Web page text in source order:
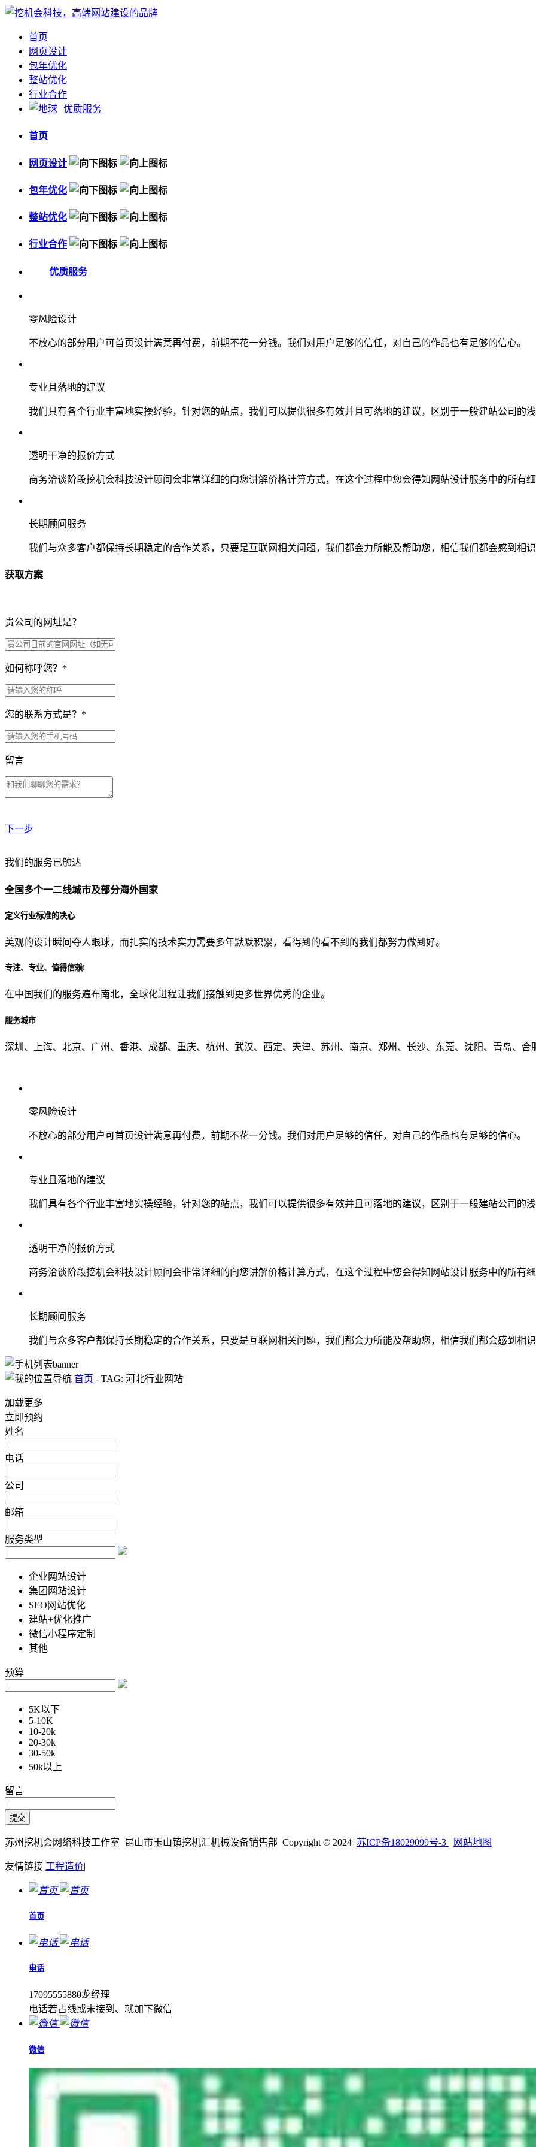
首页
网页设计
包年优化
整站优化
行业合作
优质服务
首页
网页设计
包年优化
整站优化
行业合作
优质服务
零风险设计
不放心的部分用户可首页设计满意再付费，前期不花一分钱。我们对用户足够的信任，对自己的作品也有足够的信心。
专业且落地的建议
我们具有各个行业丰富地实操经验，针对您的站点，我们可以提供很多有效并且可落地的建议，区别于一般建站公司的
透明干净的报价方式
商务洽谈阶段挖机会科技设计顾问会非常详细的向您讲解价格计算方式，在这个过程中您会得知网站设计服务中的所有
长期顾问服务
我们与众多客户都保持长期稳定的合作关系，只要是互联网相关问题，我们都会力所能及帮助您，相信我们都会感到相
获取方案
贵公司的网址是？
如何称呼您？ *
您的联系方式是？ *
留言
下一步
贵公司预算范围是？
贵公司的团队规模是？
从哪里了解到我们？
我们的服务已触达
全国多个一二线城市及部分海外国家
定义行业标准的决心
美观的设计瞬间夺人眼球，而扎实的技术实力需要多年默默积累，看得到的看不到的我们都努力做到好。
专注、专业、值得信赖!
在中国我们的服务遍布南北，全球化进程让我们接触到更多世界优秀的企业。
服务城市
深圳、上海、北京、广州、香港、成都、重庆、杭州、武汉、西定、天津、苏州、南京、郑州、长沙、东莞、沈阳、青岛、合
零风险设计
不放心的部分用户可首页设计满意再付费，前期不花一分钱。我们对用户足够的信任，对自己的作品也有足够的信心。
专业且落地的建议
我们具有各个行业丰富地实操经验，针对您的站点，我们可以提供很多有效并且可落地的建议，区别于一般建站公司的
透明干净的报价方式
商务洽谈阶段挖机会科技设计顾问会非常详细的向您讲解价格计算方式，在这个过程中您会得知网站设计服务中的所有
长期顾问服务
我们与众多客户都保持长期稳定的合作关系，只要是互联网相关问题，我们都会力所能及帮助您，相信我们都会感到相
首页 - TAG: 河北行业网站
加载更多
立即预约
姓名
电话
公司
邮箱
服务类型
企业网站设计
集团网站设计
SEO网站优化
建站+优化推广
微信小程序定制
其他
预算
5K以下
5-10K
10-20k
20-30k
30-50k
50k以上
留言
苏州挖机会网络科技工作室 昆山市玉山镇挖机汇机械设备销售部 Copyright © 2024 苏ICP备18029099号-3 网站地图
友情链接 工程造价|
首页
电话
17095555880龙经理
电话若占线或未接到、就加下微信
微信